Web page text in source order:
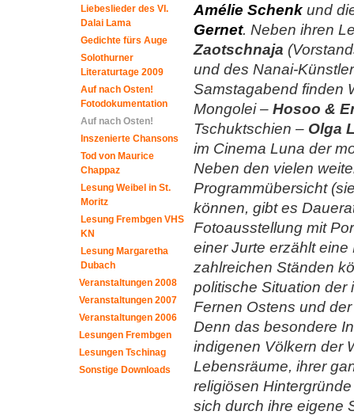
Liebeslieder des VI.
Dalai Lama
Gedichte fürs Auge
Solothurner
Literaturtage 2009
Auf nach Osten!
Fotodokumentation
Auf nach Osten!
Inszenierte Chansons
Tod von Maurice
Chappaz
Lesung Weibel in St.
Moritz
Lesung Frembgen VHS
KN
Lesung Margaretha
Dubach
Veranstaltungen 2008
Veranstaltungen 2007
Veranstaltungen 2006
Lesungen Frembgen
Lesungen Tschinag
Sonstige Downloads
Amélie Schenk und
Gernet. Neben ihren
Zaotschnaja
und des Nanai-
Samstagabend finden
Mongolei – Hosoo &
Tschuktschien – Olga
im Cinema Luna der
Neben den vielen
Programmübersicht
können, gibt es
Fotoausstellung mit
einer Jurte erzählt
zahlreichen Ständen
politische Situation
Fernen Ostens und
Denn das besondere
indigenen Völkern der
Lebensräume, ihrer
religiösen
sich durch ihre eigene